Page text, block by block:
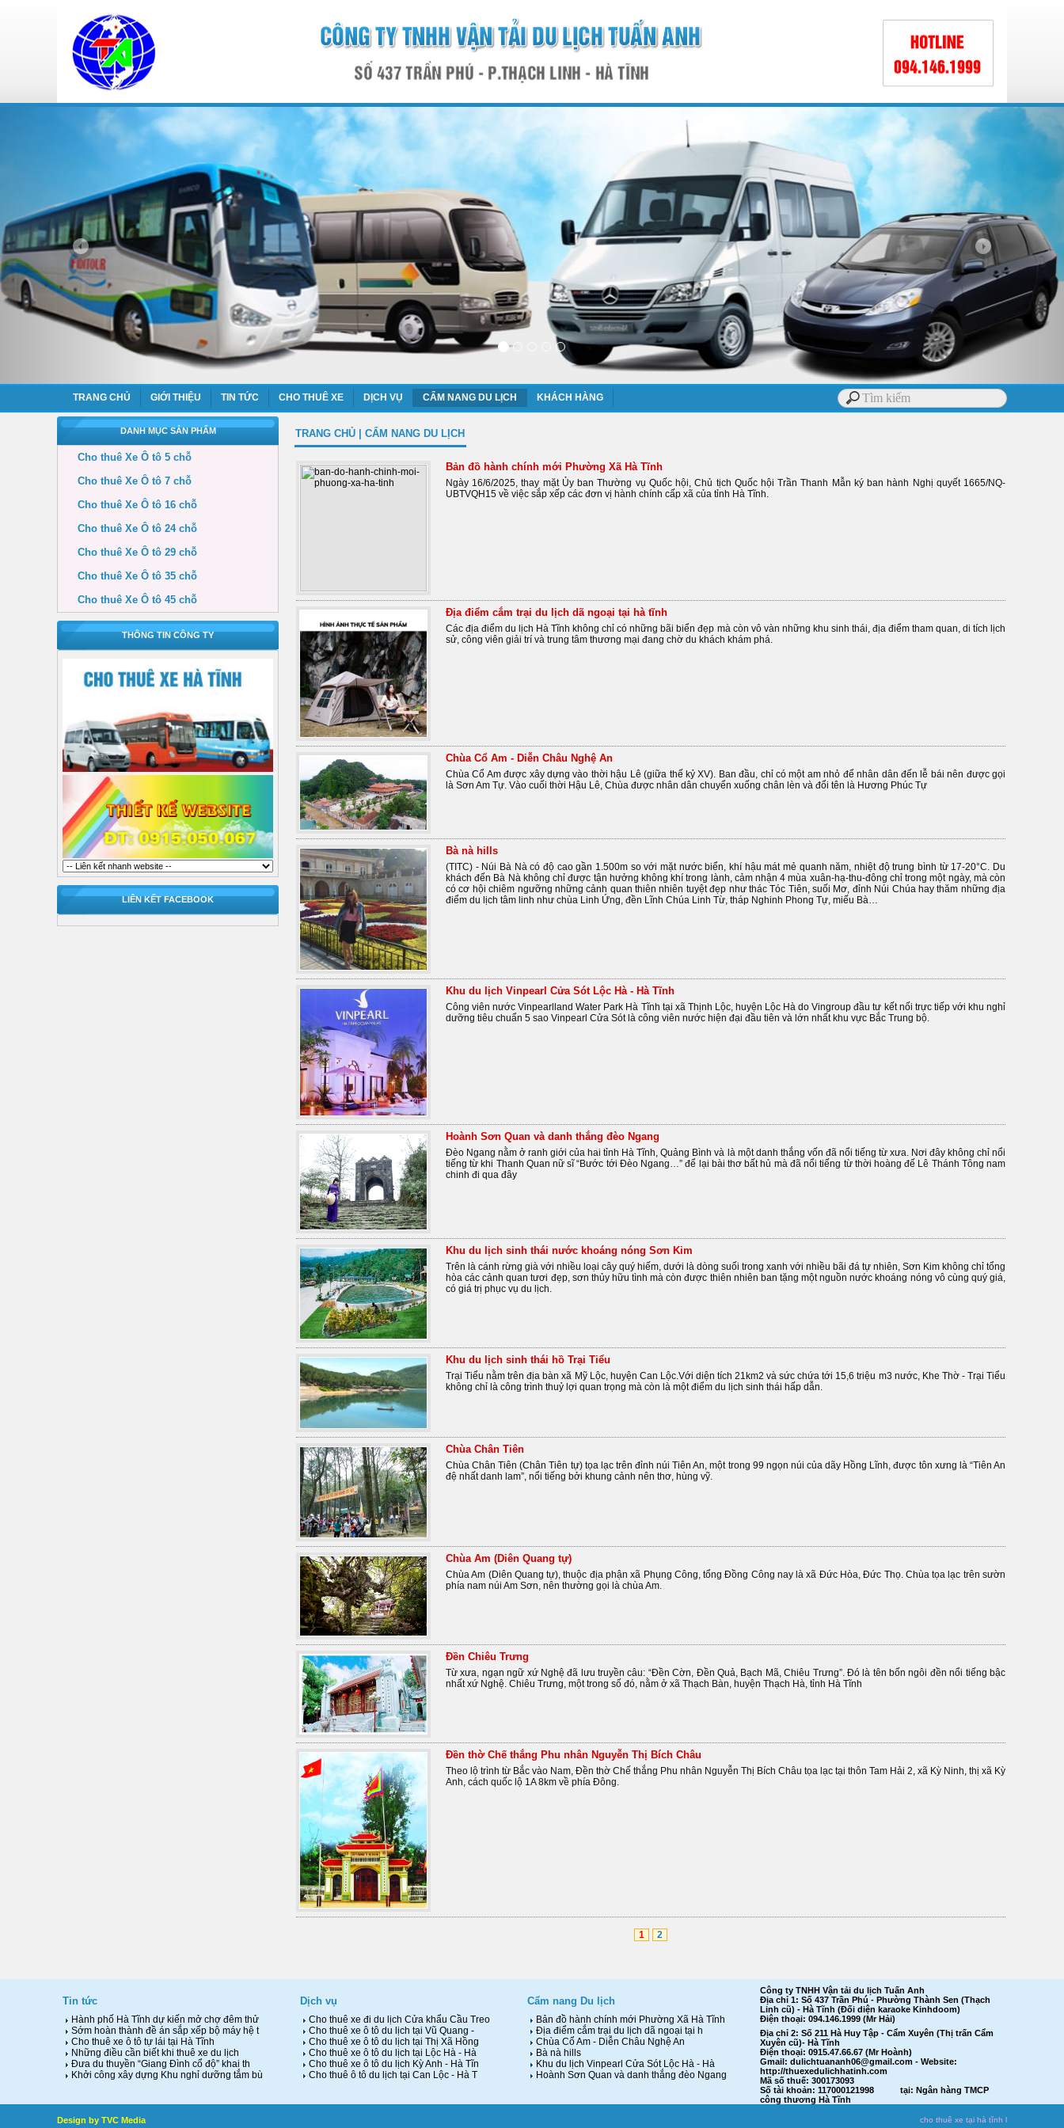
TRANG CHỦ GIỚI THIỆU TIN TỨC CHO THUÊ XE DỊCH VỤ CẨM NANG DU LỊCH KHÁCH HÀNG
DANH MỤC SẢN PHẨM
Cho thuê Xe Ô tô 5 chỗ
Cho thuê Xe Ô tô 7 chỗ
Cho thuê Xe Ô tô 16 chỗ
Cho thuê Xe Ô tô 24 chỗ
Cho thuê Xe Ô tô 29 chỗ
Cho thuê Xe Ô tô 35 chỗ
Cho thuê Xe Ô tô 45 chỗ
THÔNG TIN CÔNG TY
LIÊN KẾT FACEBOOK
TRANG CHỦ CẨM NANG DU LỊCH
Bản đồ hành chính mới Phường Xã Hà Tĩnh
Ngày 16/6/2025, thay mặt Ủy ban Thường vụ Quốc hội, Chủ tịch Quốc hội Trần Thanh Mẫn ký ban hành Nghị quyết 1665/NQ-
UBTVQH15 về việc sắp xếp các đơn vị hành chính cấp xã của tỉnh Hà Tĩnh.
Địa điểm cắm trại du lịch dã ngoại tại hà tĩnh
Các địa điểm du lịch Hà Tĩnh không chỉ có những bãi biển đẹp mà còn vô vàn những khu sinh thái, địa điểm tham quan, di tích lịch
sử, công viên giải trí và trung tâm thương mại đang chờ du khách khám phá.
Chùa Cổ Am - Diễn Châu Nghệ An
Chùa Cổ Am được xây dựng vào thời hậu Lê (giữa thế kỷ XV). Ban đầu, chỉ có một am nhỏ để nhân dân đến lễ bái nên được gọi
là Sơn Am Tự. Vào cuối thời Hậu Lê, Chùa được nhân dân chuyển xuống chân lèn và đổi tên là Hương Phúc Tự
Bà nà hills
(TITC) - Núi Bà Nà có độ cao gần 1.500m so với mặt nước biển, khí hậu mát mẻ quanh năm, nhiệt độ trung bình từ 17-20°C. Du
khách đến Bà Nà không chỉ được tận hưởng không khí trong lành, cảm nhận 4 mùa xuân-hạ-thu-đông chỉ trong một ngày, mà còn
có cơ hội chiêm ngưỡng những cảnh quan thiên nhiên tuyệt đẹp như thác Tóc Tiên, suối Mơ, đỉnh Núi Chúa hay thăm những địa
điểm du lịch tâm linh như chùa Linh Ứng, đền Lĩnh Chúa Linh Từ, tháp Nghinh Phong Tự, miếu Bà…
Khu du lịch Vinpearl Cửa Sót Lộc Hà - Hà Tĩnh
Công viên nước Vinpearlland Water Park Hà Tĩnh tại xã Thịnh Lộc, huyện Lộc Hà do Vingroup đầu tư kết nối trực tiếp với khu nghỉ
dưỡng tiêu chuẩn 5 sao Vinpearl Cửa Sót là công viên nước hiện đại đầu tiên và lớn nhất khu vực Bắc Trung bộ.
Hoành Sơn Quan và danh thắng đèo Ngang
Đèo Ngang nằm ở ranh giới của hai tỉnh Hà Tĩnh, Quảng Bình và là một danh thắng vốn đã nổi tiếng từ xưa. Nơi đây không chỉ nổi
tiếng từ khi Thanh Quan nữ sĩ “Bước tới Đèo Ngang…” để lại bài thơ bất hủ mà đã nổi tiếng từ thời hoàng đế Lê Thánh Tông nam
chinh đi qua đây
Khu du lịch sinh thái nước khoáng nóng Sơn Kim
Trên là cánh rừng già với nhiều loại cây quý hiếm, dưới là dòng suối trong xanh với nhiều bãi đá tự nhiên, Sơn Kim không chỉ tổng
hòa các cảnh quan tươi đẹp, sơn thủy hữu tình mà còn được thiên nhiên ban tặng một nguồn nước khoáng nóng vô cùng quý giá,
có giá trị phục vụ du lịch.
Khu du lịch sinh thái hồ Trại Tiểu
Trại Tiểu nằm trên địa bàn xã Mỹ Lộc, huyện Can Lộc.Với diện tích 21km2 và sức chứa tới 15,6 triệu m3 nước, Khe Thờ - Trại Tiểu
không chỉ là công trình thuỷ lợi quan trọng mà còn là một điểm du lịch sinh thái hấp dẫn.
Chùa Chân Tiên
Chùa Chân Tiên (Chân Tiên tự) tọa lạc trên đỉnh núi Tiên An, một trong 99 ngọn núi của dãy Hồng Lĩnh, được tôn xưng là “Tiên An
đệ nhất danh lam”, nổi tiếng bởi khung cảnh nên thơ, hùng vỹ.
Chùa Am (Diên Quang tự)
Chùa Am (Diên Quang tự), thuộc địa phận xã Phụng Công, tổng Đồng Công nay là xã Đức Hòa, Đức Thọ. Chùa tọa lạc trên sườn
phía nam núi Am Sơn, nên thường gọi là chùa Am.
Đền Chiêu Trưng
Từ xưa, ngạn ngữ xứ Nghệ đã lưu truyền câu: “Đền Cờn, Đền Quả, Bạch Mã, Chiêu Trưng”. Đó là tên bốn ngôi đền nổi tiếng bậc
nhất xứ Nghệ. Chiêu Trưng, một trong số đó, nằm ở xã Thạch Bàn, huyện Thạch Hà, tỉnh Hà Tĩnh
Đền thờ Chế thắng Phu nhân Nguyễn Thị Bích Châu
Theo lộ trình từ Bắc vào Nam, Đền thờ Chế thắng Phu nhân Nguyễn Thị Bích Châu tọa lạc tại thôn Tam Hải 2, xã Kỳ Ninh, thị xã Kỳ
Anh, cách quốc lộ 1A 8km về phía Đông.
1 2
Tin tức
Hàn‌h phố Hà Tĩnh dự kiến mở chợ đêm thử
Sớm hoàn thành đề án sắp xếp bộ máy hệ t
Cho thuê xe ô tô tự lái tại Hà Tĩnh
Những điều cần biết khi thuê xe du lịch
Đưa du thuyền “Giang Đình cổ độ” khai th
Khởi công xây dựng Khu nghỉ dưỡng tắm bù
Dịch vụ
Cho thuê xe đi du lịch Cửa khẩu Cầu Treo
Cho thuê xe ô tô du lịch tại Vũ Quang -
Cho thuê xe ô tô du lịch tại Thị Xã Hồng
Cho thuê xe ô tô du lịch tại Lộc Hà - Hà
Cho thuê xe ô tô du lịch Kỳ Anh - Hà Tĩn
Cho thuê ô tô du lịch tại Can Lộc - Hà T
Cẩm nang Du lịch
Bản đồ hành chính mới Phường Xã Hà Tĩnh
Địa điểm cắm trại du lịch dã ngoại tại h
Chùa Cổ Am - Diễn Châu Nghệ An
Bà nà hills
Khu du lịch Vinpearl Cửa Sót Lộc Hà - Hà
Hoành Sơn Quan và danh thắng đèo Ngang
Công ty TNHH Vận tải du lịch Tuấn Anh
Địa chỉ 1: Số 437 Trần Phú - Phường Thành Sen (Thạch
Linh cũ) - Hà Tĩnh (Đối diện karaoke Kinhdoom)
Điện thoại: 094.146.1999 (Mr Hải)
Địa chỉ 2: Số 211 Hà Huy Tập - Cẩm Xuyên (Thị trấn Cẩm
Xuyên cũ)- Hà Tĩnh
Điện thoại: 0915.47.66.67 (Mr Hoành)
Gmail: dulichtuananh06@gmail.com - Website:
http://thuexedulichhatinh.com
Mã số thuế: 300173093
Số tài khoản: 117000121998 tại: Ngân hàng TMCP
công thương Hà Tĩnh
Design by TVC Media cho thuê xe tại hà tĩnh l